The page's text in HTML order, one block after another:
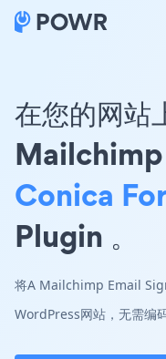
在您的网站
Conica
Plugin 。
将A Mailchimp Email
WordPress网站，无需编